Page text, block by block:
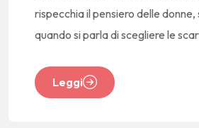
rispecchia il pensiero delle
quando si parla di scegliere le
Leggi